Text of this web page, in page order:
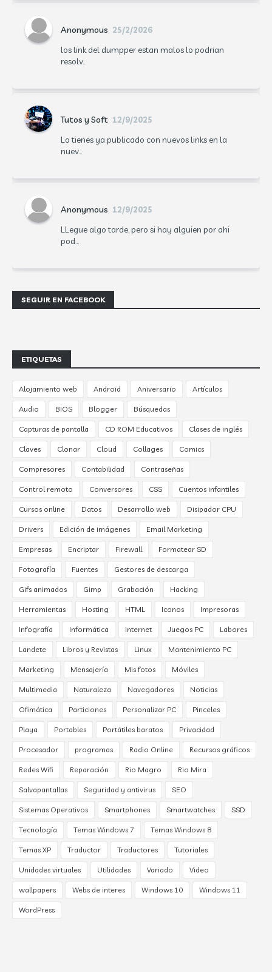
Anonymous 25/2/2026
los link del dumpper estan malos lo podrian
resolv...
Tutos y Soft 12/9/2025
Lo tienes ya publicado con nuevos links en la
nuev...
Anonymous 12/9/2025
LLegue algo tarde, pero si hay alguien por ahi
pod...
SEGUIR EN FACEBOOK
ETIQUETAS
Alojamiento web Android Aniversario Artículos
Audio BIOS Blogger Búsquedas
Capturas de pantalla CD ROM Educativos Clases de inglés
Claves Clonar Cloud Collages Comics
Compresores Contabilidad Contraseñas
Control remoto Conversores CSS Cuentos infantiles
Cursos online Datos Desarrollo web Disipador CPU
Drivers Edición de imágenes Email Marketing
Empresas Encriptar Firewall Formatear SD
Fotografía Fuentes Gestores de descarga
Gifs animados Gimp Grabación Hacking
Herramientas Hosting HTML Iconos Impresoras
Infografía Informática Internet Juegos PC Labores
Landete Libros y Revistas Linux Mantenimiento PC
Marketing Mensajería Mis fotos Móviles
Multimedia Naturaleza Navegadores Noticias
Ofimática Particiones Personalizar PC Pinceles
Playa Portables Portátiles baratos Privacidad
Procesador programas Radio Online Recursos gráficos
Redes Wifi Reparación Rio Magro Rio Mira
Salvapantallas Seguridad y antivirus SEO
Sistemas Operativos Smartphones Smartwatches SSD
Tecnología Temas Windows 7 Temas Windows 8
Temas XP Traductor Traductores Tutoriales
Unidades virtuales Utilidades Variado Video
wallpapers Webs de interes Windows 10 Windows 11
WordPress